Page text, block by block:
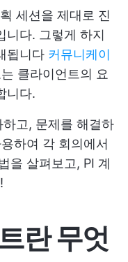
세션을 제대로 진
니다. 그렇게 하지
됩니다 커뮤니케이
클라이언트의 요
니다.
고, 문제를 해결하
하여 각 회의에서
을 살펴보고, PI 계
란 무엇